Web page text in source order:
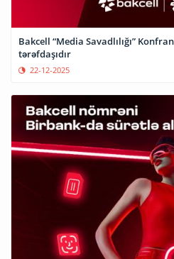
Bakcell “Media Savadlılığı”
tərəfdaşıdır
22-12-2025